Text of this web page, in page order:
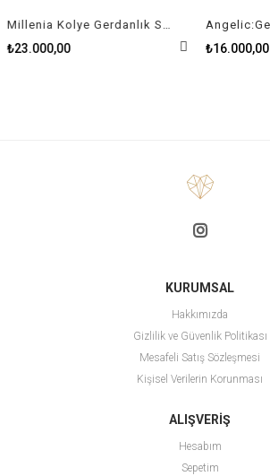
Millenia Kolye Gerdanlık Swarovski Zirconia Kare Kristal Rodyum Kaplama
₺23.000,00 ₺16.000,00
KURUMSAL
Hakkımızda
Gizlilik ve Güvenlik Politikası
Mesafeli Satış Sözleşmesi
Kişisel Verilerin Korunması
ALIŞVERİŞ
Hesabım
Sepetim